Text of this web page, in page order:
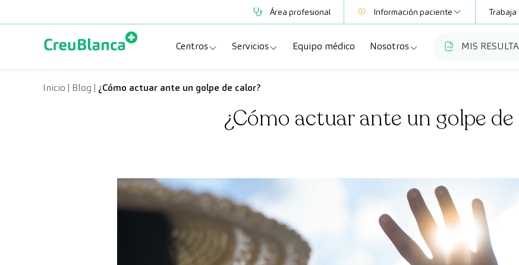
Área profesional Información paciente
Mutuas
Trabaja
Centros
Clínica CreuBlanca
CreuBlanca Tarradellas
Centros Aragón
Servicios
Especialidades
Pruebas diagnósticas
Equipo médico Nosotros
Trabaja con nosotros
Fundación Privada Imhotep
Preguntas frecuentes
MIS
Inicio | Blog | ¿Cómo actuar ante un golpe de calor?
¿Cómo actuar ante un golpe